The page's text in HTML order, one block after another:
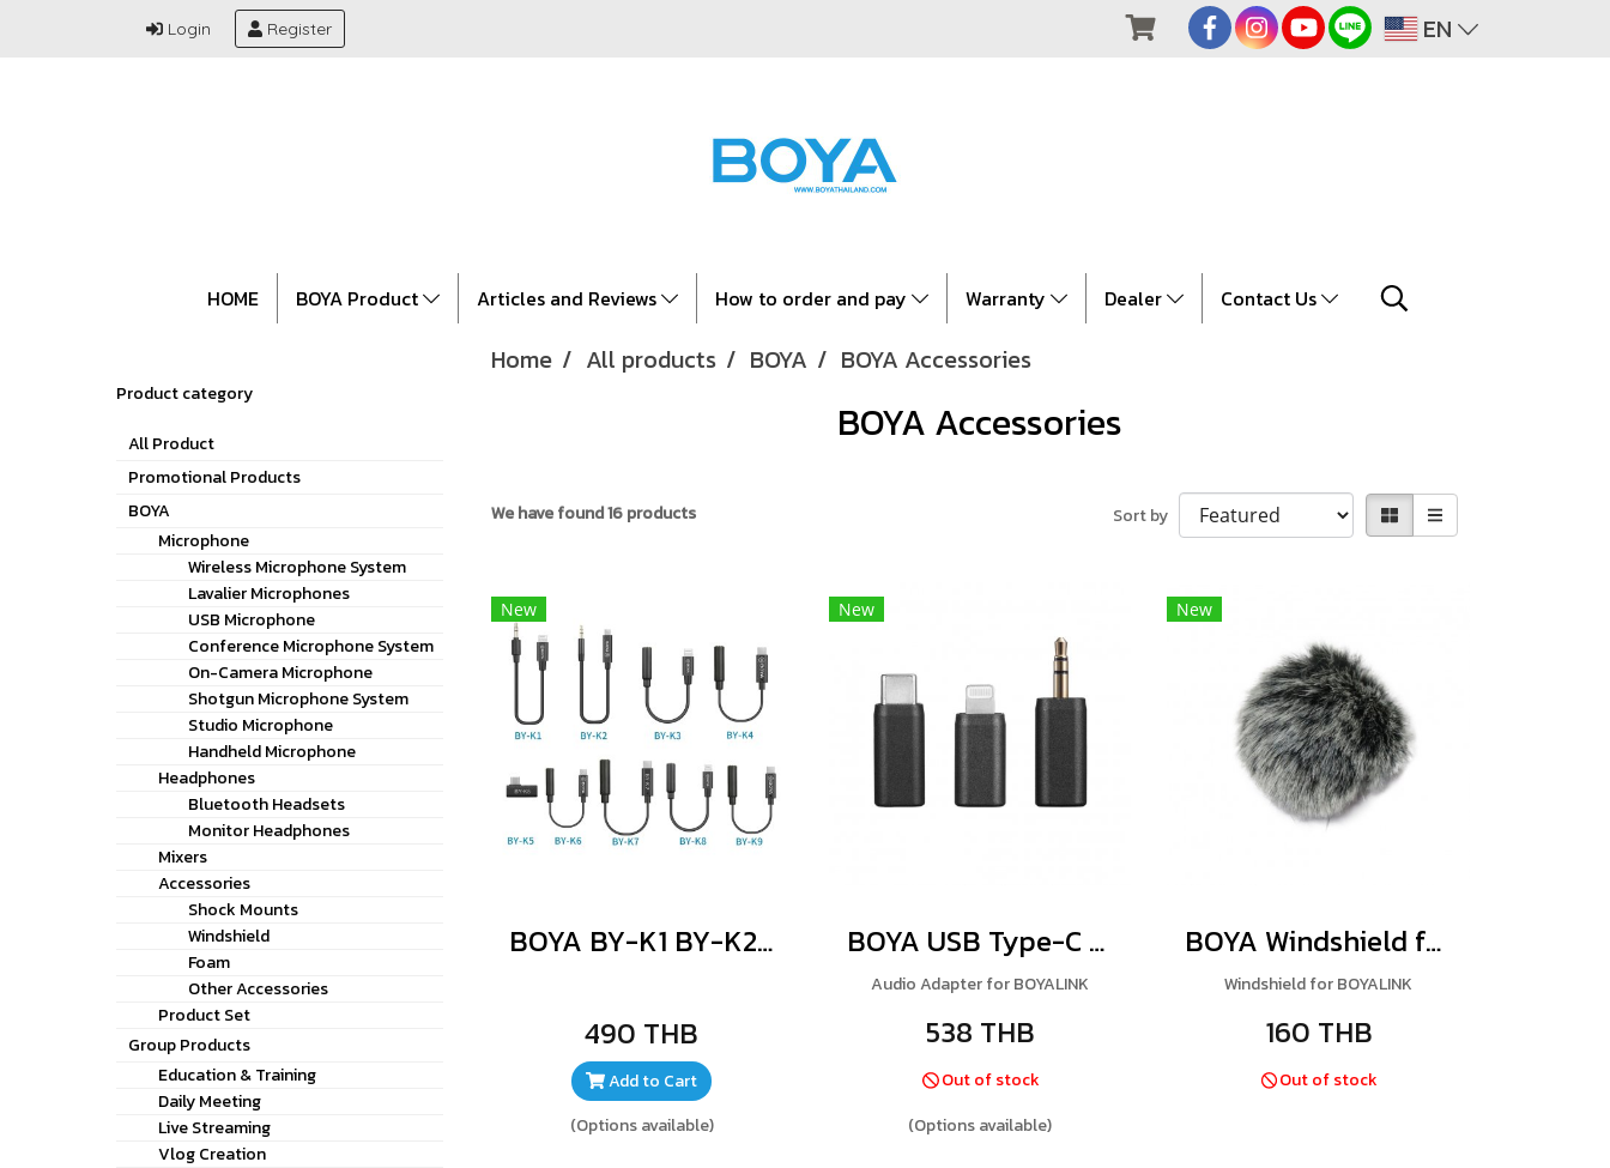
Login Register EN
HOME BOYA Product Articles and Reviews How to order and pay Warranty Dealer Contact Us
Home All products BOYA BOYA Accessories
BOYA Accessories
We have found 16 products Sort by
New
BOYA BY-K1 BY-K2 BY-K3 BY-K4 BY-K5 BY-K6 BY-K7 BY-K8 BY-K9
490 THB
Add to Cart
(Options available)
New
BOYA USB Type-C Adapter/MFI Certified Lightning Adapter/3.5mm TRS Adapter for BOYALINK
Audio Adapter for BOYALINK
538 THB
Out of stock
(Options available)
New
BOYA Windshield for BOYALINK
Windshield for BOYALINK
160 THB
Out of stock
Product category
All Product
Promotional Products
BOYA
Microphone
Wireless Microphone System
Lavalier Microphones
USB Microphone
Conference Microphone System
On-Camera Microphone
Shotgun Microphone System
Studio Microphone
Handheld Microphone
Headphones
Bluetooth Headsets
Monitor Headphones
Mixers
Accessories
Shock Mounts
Windshield
Foam
Other Accessories
Product Set
Group Products
Education & Training
Daily Meeting
Live Streaming
Vlog Creation